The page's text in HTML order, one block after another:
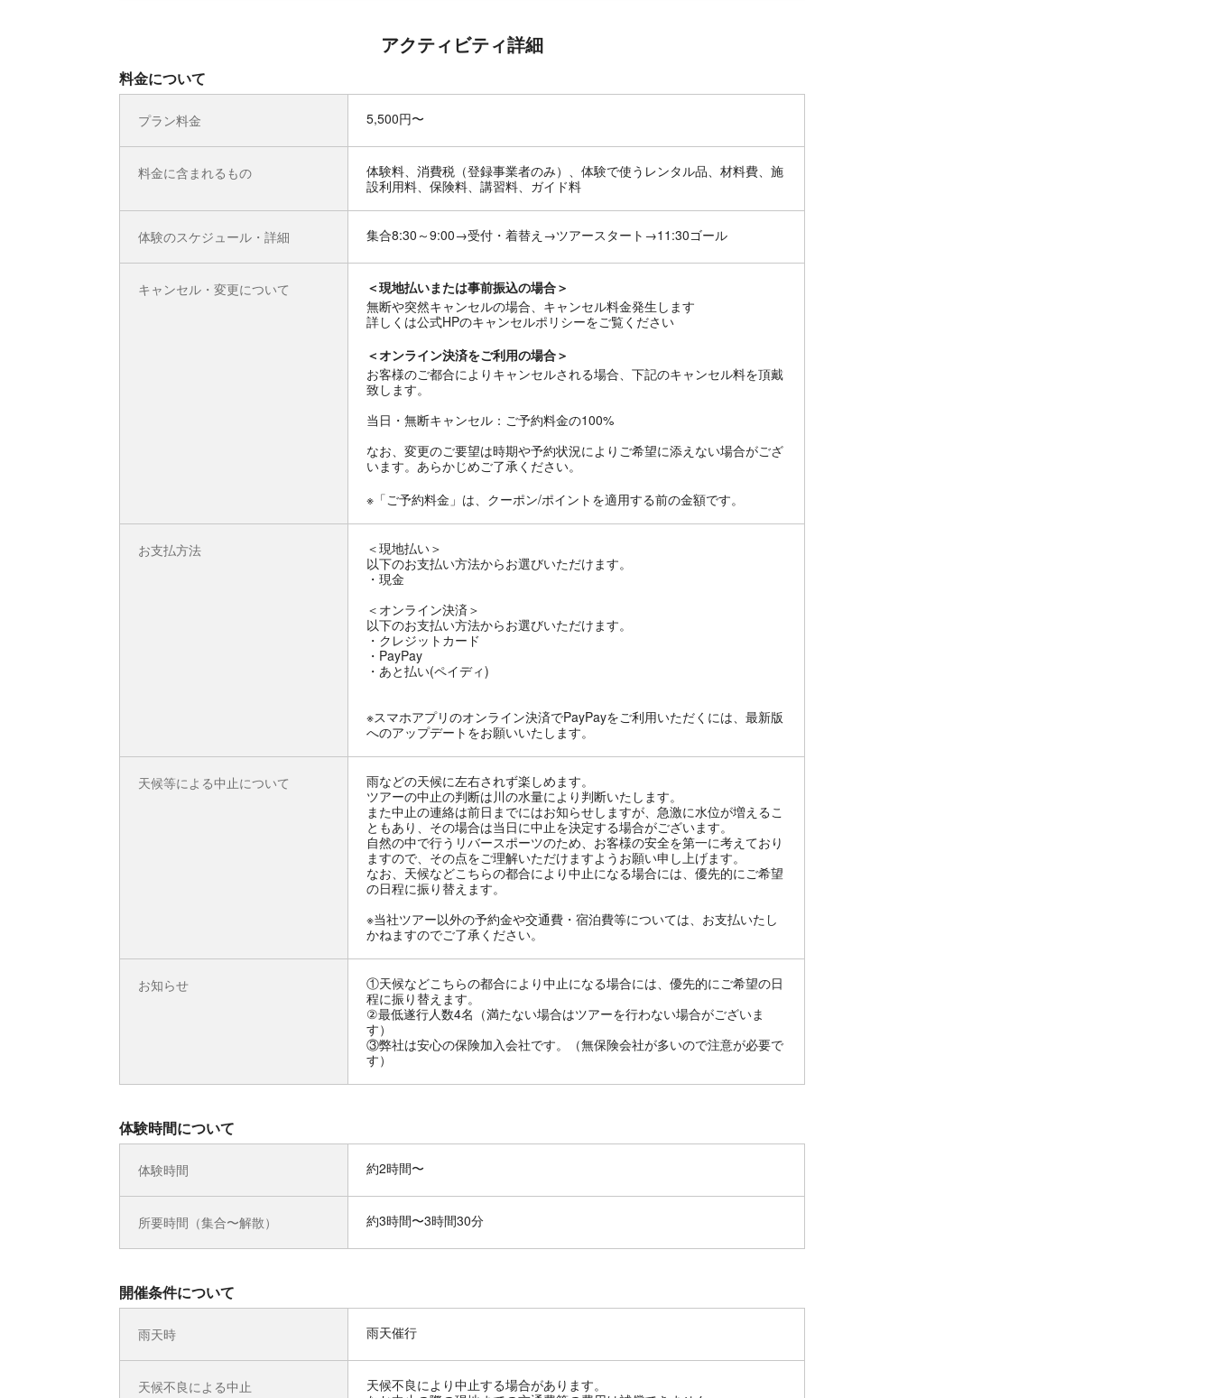
アクティビティ詳細
料金について
プラン料金 5,500円〜
料金に含まれるもの
体験料、消費税（登録事業者のみ）、体験で使うレンタル品、材料費、施
設利用料、保険料、講習料、ガイド料
体験のスケジュール・詳細 集合8:30～9:00→受付・着替え→ツアースタート→11:30ゴール
キャンセル・変更について
＜現地払いまたは事前振込の場合＞
無断や突然キャンセルの場合、キャンセル料金発生します
詳しくは公式HPのキャンセルポリシーをご覧ください
＜オンライン決済をご利用の場合＞
お客様のご都合によりキャンセルされる場合、下記のキャンセル料を頂戴
致します。
当日・無断キャンセル：ご予約料金の100%
なお、変更のご要望は時期や予約状況によりご希望に添えない場合がござ
います。あらかじめご了承ください。
※「ご予約料金」は、クーポン/ポイントを適用する前の金額です。
お支払方法
＜現地払い＞
以下のお支払い方法からお選びいただけます。
・現金
＜オンライン決済＞
以下のお支払い方法からお選びいただけます。
・クレジットカード
・PayPay
・あと払い(ペイディ)
※スマホアプリのオンライン決済でPayPayをご利用いただくには、最新版
へのアップデートをお願いいたします。
天候等による中止について
雨などの天候に左右されず楽しめます。
ツアーの中止の判断は川の水量により判断いたします。
また中止の連絡は前日までにはお知らせしますが、急激に水位が増えるこ
ともあり、その場合は当日に中止を決定する場合がございます。
自然の中で行うリバースポーツのため、お客様の安全を第一に考えており
ますので、その点をご理解いただけますようお願い申し上げます。
なお、天候などこちらの都合により中止になる場合には、優先的にご希望
の日程に振り替えます。
※当社ツアー以外の予約金や交通費・宿泊費等については、お支払いたし
かねますのでご了承ください。
お知らせ
①天候などこちらの都合により中止になる場合には、優先的にご希望の日
程に振り替えます。
②最低遂行人数4名（満たない場合はツアーを行わない場合がございま
す）
③弊社は安心の保険加入会社です。（無保険会社が多いので注意が必要で
す）
体験時間について
体験時間 約2時間〜
所要時間（集合〜解散） 約3時間〜3時間30分
開催条件について
雨天時 雨天催行
天候不良による中止
天候不良により中止する場合があります。